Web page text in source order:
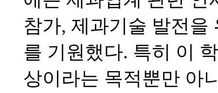
참가, 제과기술 발전을
를 기원했다. 특히 이
상이라는 목적뿐만 아